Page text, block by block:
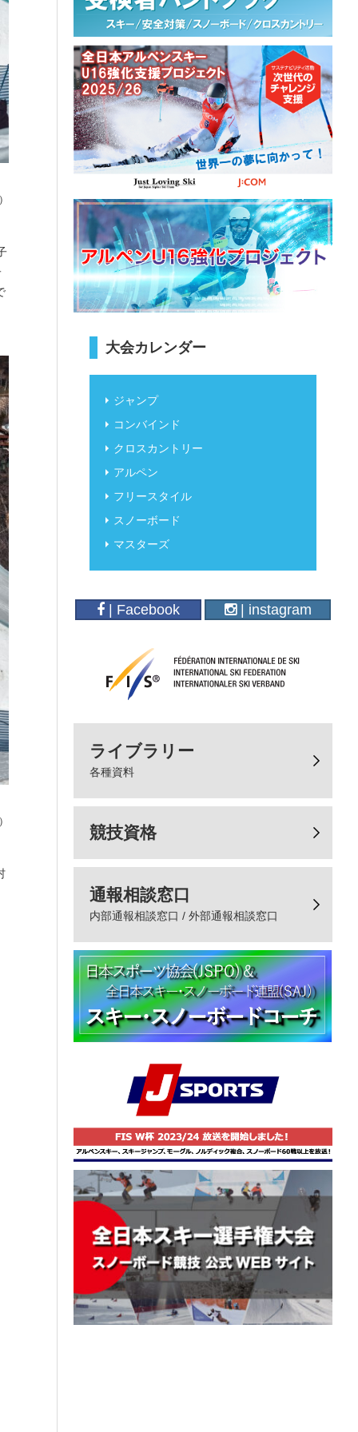
大会カレンダー
ジャンプ
コンバインド
クロスカントリー
アルペン
フリースタイル
スノーボード
マスターズ
| Facebook | instagram
ライブラリー
各種資料
競技資格
通報相談窓口
内部通報相談窓口 / 外部通報相談窓口